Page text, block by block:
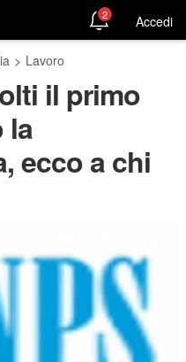
2 Accedi
> Lavoro
il primo
la
ecco a chi